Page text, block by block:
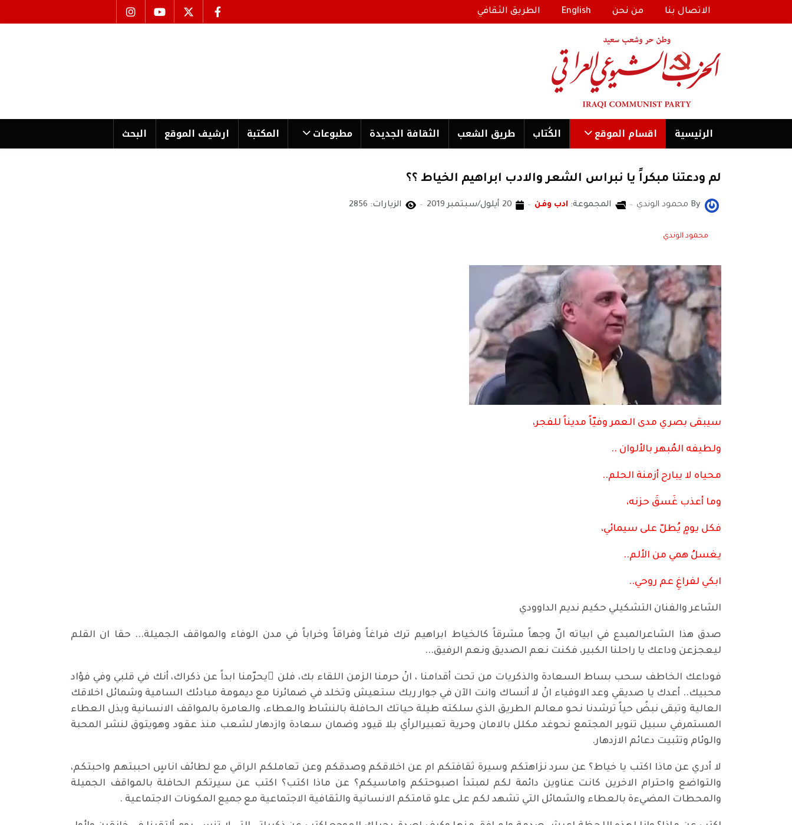
الاتصال بنا من نحن English الطريق الثقافي
الرئیسية اقسام الموقع الكُتاب طریق الشعب الثقافة الجدیدة مطبوعات المكتبة ارشیف الموقع البحث
لم ودعتنا مبكراً يا نبراس الشعر والادب ابراهيم الخياط ؟؟
By محمود الوندي المجموعة: ادب وفن 20 أيلول/سبتمبر 2019 الزيارات: 2856
محمود الوندي
سيبقى بصري مدى العمر وفيّاً مديناً للفجر،
ولطيفه المُبهر بالألوان ..
محياه لا يبارح أزمنة الحلم..
وما أعذب غَسقَ حزنه،
فكل يومٍ يُطلّ على سيمائي،
يغسلُ همي من الألم..
ابكي لفراغِ عم روحي..
الشاعر والفنان التشكيلي حكيم نديم الداوودي
صدق هذا الشاعرالمبدع في ابياته انّ وجهاً مشرقاً كالخياط ابراهيم ترك فراغاً وفراقاً وخراباً في مدن الوفاء والمواقف الجميلة... حقا ان القلم
ليعجزعن وداعك يا راحلنا الكبير، فكنت نعم الصديق ونعم الرفيق...
فوداعك الخاطف سحب بساط السعادة والذكريات من تحت أقدامنا ، انْ حرمنا الزمن اللقاء بك، فلن ُيحرّمنا ابداً عن ذكراك، أنك في قلبي وفي فؤاد
محبيك.. أعدك يا صديقي وعد الاوفياء انْ لا أنساك وانت الآن في جوار ربك ستعيش وتخلد في ضمائرنا مع ديمومة مبادئك السامية وشمائل اخلاقك
العالية وتبقى نبضً حياً ترشدنا نحو معالم الطريق الذي سلكته طيلة حياتك الحافلة بالنشاط والعطاء، والعامرة بالمواقف الانسانية وبذل العطاء
المستمرفي سبيل تنوير المجتمع نحوغد مكلل بالامان وحرية تعبيرالرأي بلا قيود وضمان سعادة وازدهار لشعب منذ عقود وهويتوق لنشر المحبة
والوئام وتثبيت دعائم الازدهار.
لا أدري عن ماذا اكتب يا خياط؟ عن سرد نزاهتكم وسيرة ثقافتكم ام عن اخلاقكم وصدقكم وعن تعاملكم الراقي مع لطائف اناسٍ احببتهم واحبتكم،
والتواضع واحترام الاخرين كانت عناوين دائمة لكم لمبتدأ اصبوحتكم واماسيكم؟ عن ماذا اكتب؟ اكتب عن سيرتكم الحافلة بالمواقف الجميلة
والمحطات المضيءة بالعطاء والشمائل التي تشهد لكم على علو قامتكم الانسانية والثقافية الاجتماعية مع جميع المكونات الاجتماعية .